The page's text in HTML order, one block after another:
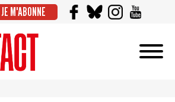
JE M'ABONNE